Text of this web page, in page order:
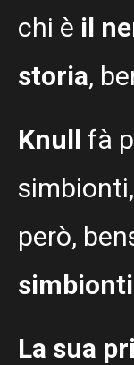
chi è il
storia,
Knull fà
però,
La sua